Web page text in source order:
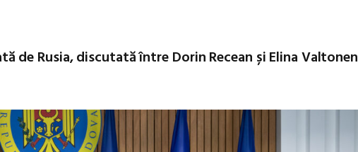
de Rusia, discutată între Dorin Recean și Elina Valtonen